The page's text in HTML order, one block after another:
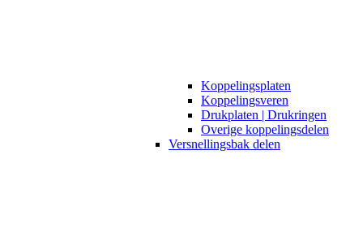
Koppelingsplaten
Koppelingsveren
Drukplaten | Drukringen
Overige koppelingsdelen
Versnellingsbak delen